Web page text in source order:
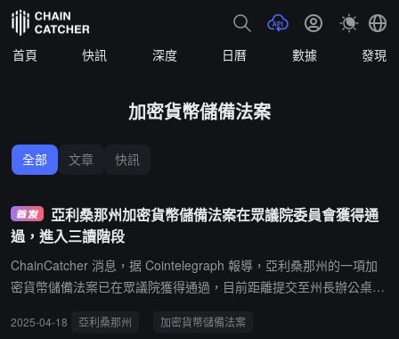
首頁 快訊 深度 日曆 數據 發現
加密貨幣儲備法案
全部 文章 快訊
亞利桑那州加密貨幣儲備法案在眾議院委員會獲得通
過，進入三讀階段
ChainCatcher 消息，据 Cointelegraph 報導，亞利桑那州的一項加
密貨幣儲備法案已在眾議院獲得通過，目前距離提交至州長辦公桌以
字資產儲備法案》（SB 1373）在眾議院全體委員會獲得批准。在第
2025-04-18 亞利桑那州 加密貨幣儲備法案